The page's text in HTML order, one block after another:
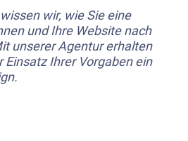
wir, wie Sie eine
und Ihre Website nach
unserer Agentur erhalten
Ihrer Vorgaben ein